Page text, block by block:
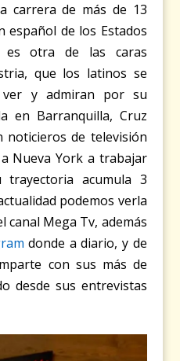
carrera de más de 13
español de los Estados
es otra de las caras
que los latinos se
ver y admiran por su
en Barranquilla, Cruz
noticieros de televisión
Nueva York a trabajar
acumula 3
podemos verla
canal Mega Tv, además
donde a diario, y de
con sus más de
desde sus entrevistas